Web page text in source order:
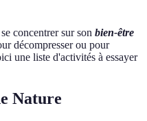
concentrer sur son bien-être
décompresser ou pour
une liste d'activités à essayer
Nature